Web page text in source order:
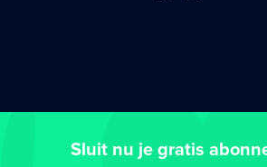
Sluit nu je gratis